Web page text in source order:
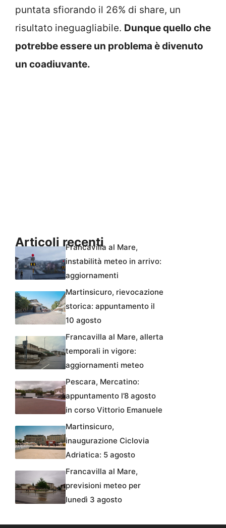
puntata sfiorando il 26% di share, un
risultato ineguagliabile. Dunque quello che
potrebbe essere un problema è divenuto
un coadiuvante.
Articoli recenti
Francavilla al Mare,
instabilità meteo in arrivo:
aggiornamenti
Martinsicuro, rievocazione
storica: appuntamento il
10 agosto
Francavilla al Mare, allerta
temporali in vigore:
aggiornamenti meteo
Pescara, Mercatino:
appuntamento l’8 agosto
in corso Vittorio Emanuele
Martinsicuro,
inaugurazione Ciclovia
Adriatica: 5 agosto
Francavilla al Mare,
previsioni meteo per
lunedì 3 agosto